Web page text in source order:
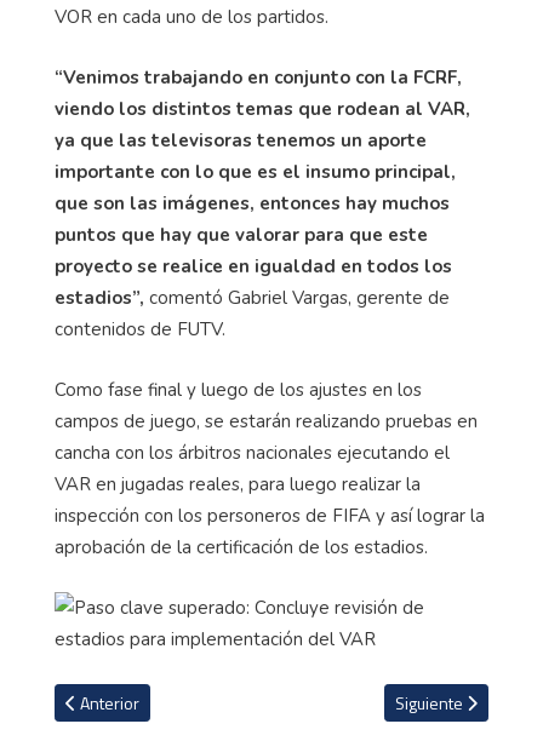
VOR en cada uno de los partidos.
“Venimos trabajando en conjunto con la FCRF,
viendo los distintos temas que rodean al VAR,
ya que las televisoras tenemos un aporte
importante con lo que es el insumo principal,
que son las imágenes, entonces hay muchos
puntos que hay que valorar para que este
proyecto se realice en igualdad en todos los
estadios”, comentó Gabriel Vargas, gerente de
contenidos de FUTV.
Como fase final y luego de los ajustes en los
campos de juego, se estarán realizando pruebas en
cancha con los árbitros nacionales ejecutando el
VAR en jugadas reales, para luego realizar la
inspección con los personeros de FIFA y así lograr la
aprobación de la certificación de los estadios.
Artículo anterior: Patrick Sequeira será el portero titular ante
Anterior Artículo siguiente:
Siguiente